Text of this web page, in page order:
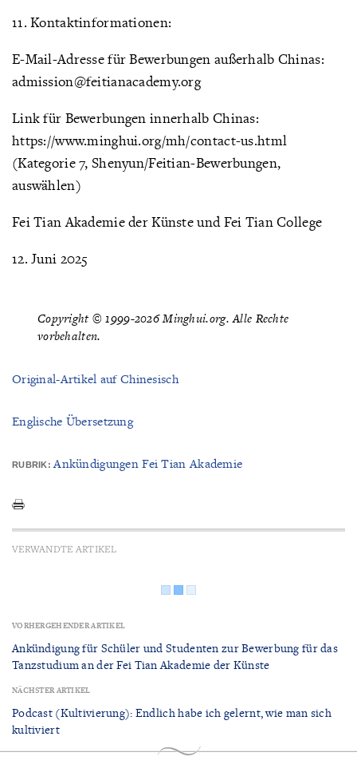
11. Kontaktinformationen:
E-Mail-Adresse für Bewerbungen außerhalb Chinas:
admission@feitianacademy.org
Link für Bewerbungen innerhalb Chinas:
https://www.minghui.org/mh/contact-us.html
(Kategorie 7, Shenyun/Feitian-Bewerbungen,
auswählen)
Fei Tian Akademie der Künste und Fei Tian College
12. Juni 2025
Copyright © 1999-2026 Minghui.org. Alle Rechte
vorbehalten.
Original-Artikel auf Chinesisch
Englische Übersetzung
RUBRIK:Ankündigungen Fei Tian Akademie
VERWANDTE ARTIKEL
VORHERGEHENDER ARTIKEL
Ankündigung für Schüler und Studenten zur Bewerbung für das
Tanzstudium an der Fei Tian Akademie der Künste
NÄCHSTER ARTIKEL
Podcast (Kultivierung): Endlich habe ich gelernt, wie man sich
kultiviert